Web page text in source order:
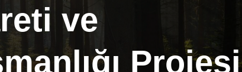
ve
Projesi